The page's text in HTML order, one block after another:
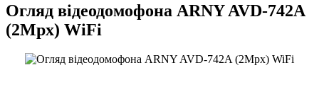
Огляд відеодомофона ARNY AVD-742A
(2Mpx) WiFi